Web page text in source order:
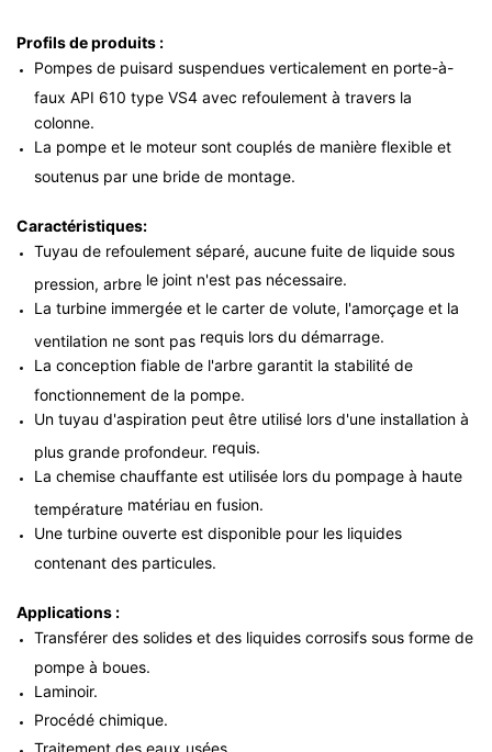
Profils de produits :
Pompes de puisard suspendues verticalement en porte-à-
faux API 610 type VS4 avec refoulement à travers la
colonne.
La pompe et le moteur sont couplés de manière flexible et
soutenus par une bride de montage.
Caractéristiques:
Tuyau de refoulement séparé, aucune fuite de liquide sous
pression, arbre le joint n'est pas nécessaire.
La turbine immergée et le carter de volute, l'amorçage et la
ventilation ne sont pas requis lors du démarrage.
La conception fiable de l'arbre garantit la stabilité de
fonctionnement de la pompe.
Un tuyau d'aspiration peut être utilisé lors d'une installation à
plus grande profondeur. requis.
La chemise chauffante est utilisée lors du pompage à haute
température matériau en fusion.
Une turbine ouverte est disponible pour les liquides
contenant des particules.
Applications :
Transférer des solides et des liquides corrosifs sous forme de
pompe à boues.
Laminoir.
Procédé chimique.